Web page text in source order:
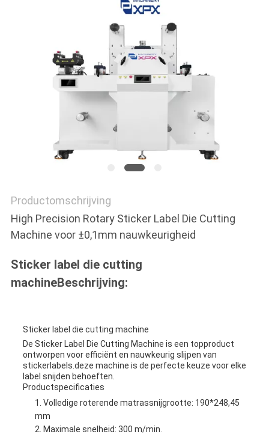
NIEUWS
GEVALLEN
PRIVACYBELEID
Productomschrijving
High Precision Rotary Sticker Label Die Cutting
Machine voor ±0,1mm nauwkeurigheid
Sticker label die cutting
machineBeschrijving:
Sticker label die cutting machine
De Sticker Label Die Cutting Machine is een topproduct
ontworpen voor efficiënt en nauwkeurig slijpen van
stickerlabels.deze machine is de perfecte keuze voor elke
label snijden behoeften.
Productspecificaties
Volledige roterende matrassnijgrootte: 190*248,45
mm
Maximale snelheid: 300 m/min.